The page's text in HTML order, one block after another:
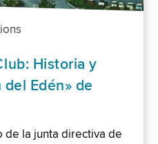
Historia y
Edén» de
de la junta directiva de